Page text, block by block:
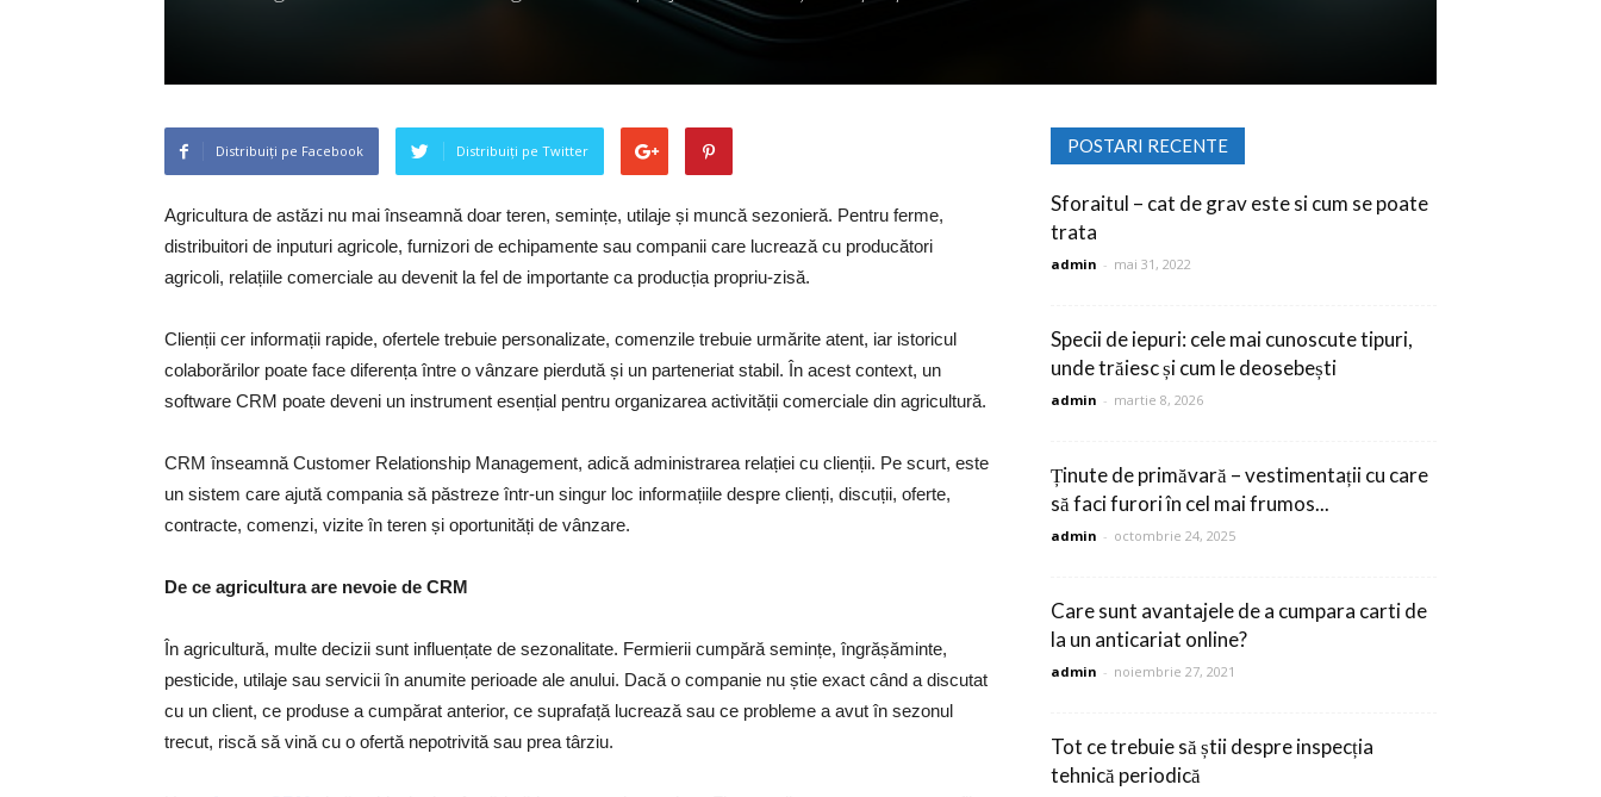
Distribuiți pe Facebook Distribuiți pe Twitter
Agricultura de astăzi nu mai înseamnă doar teren, semințe, utilaje și muncă sezonieră. Pentru ferme,
distribuitori de inputuri agricole, furnizori de echipamente sau companii care lucrează cu producători
agricoli, relațiile comerciale au devenit la fel de importante ca producția propriu-zisă.
Clienții cer informații rapide, ofertele trebuie personalizate, comenzile trebuie urmărite atent, iar istoricul
colaborărilor poate face diferența între o vânzare pierdută și un parteneriat stabil. În acest context, un
software CRM poate deveni un instrument esențial pentru organizarea activității comerciale din agricultură.
CRM înseamnă Customer Relationship Management, adică administrarea relației cu clienții. Pe scurt, este
un sistem care ajută compania să păstreze într-un singur loc informațiile despre clienți, discuții, oferte,
contracte, comenzi, vizite în teren și oportunități de vânzare.
De ce agricultura are nevoie de CRM
În agricultură, multe decizii sunt influențate de sezonalitate. Fermierii cumpără semințe, îngrășăminte,
pesticide, utilaje sau servicii în anumite perioade ale anului. Dacă o companie nu știe exact când a discutat
cu un client, ce produse a cumpărat anterior, ce suprafață lucrează sau ce probleme a avut în sezonul
trecut, riscă să vină cu o ofertă nepotrivită sau prea târziu.
POSTARI RECENTE
Sforaitul – cat de grav este si cum se poate
trata
admin - mai 31, 2022
Specii de iepuri: cele mai cunoscute tipuri,
unde trăiesc și cum le deosebești
admin - martie 8, 2026
Ținute de primăvară – vestimentații cu care
să faci furori în cel mai frumos...
admin - octombrie 24, 2025
Care sunt avantajele de a cumpara carti de
la un anticariat online?
admin - noiembrie 27, 2021
Tot ce trebuie să știi despre inspecția
tehnică periodică